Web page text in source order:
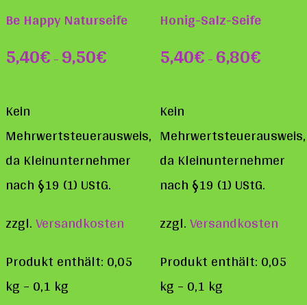
Be Happy Naturseife
5,40€–9,50€
Kein
Mehrwertsteuerausweis,
da Kleinunternehmer
nach §19 (1) UStG.
zzgl.Versandkosten
Produkt enthält: 0,05
kg– 0,1 kg
Honig-Salz-Seife
5,40€–6,80€
Kein
Mehrwertsteuerausweis,
da Kleinunternehmer
nach §19 (1) UStG.
zzgl.Versandkosten
Produkt enthält: 0,05
kg– 0,1 kg